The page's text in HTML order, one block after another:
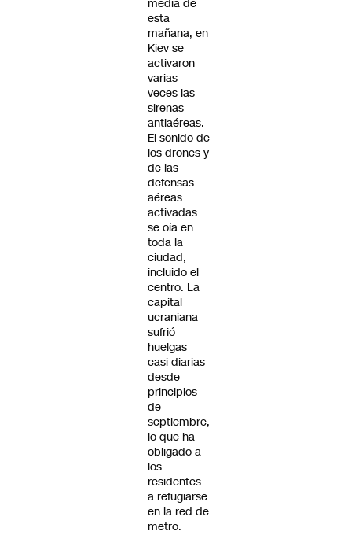
media de
esta
mañana, en
Kiev se
activaron
varias
veces las
sirenas
antiaéreas.
El sonido de
los drones y
de las
defensas
aéreas
activadas
se oía en
toda la
ciudad,
incluido el
centro. La
capital
ucraniana
sufrió
huelgas
casi diarias
desde
principios
de
septiembre,
lo que ha
obligado a
los
residentes
a refugiarse
en la red de
metro.